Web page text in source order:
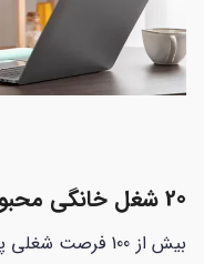
20 شغل خانگی محبوب و پرتقاضا در کانادا
بیش از 100